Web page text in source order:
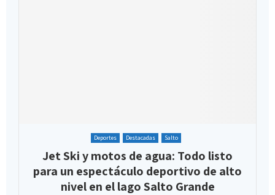
Deportes Destacadas Salto
Jet Ski y motos de agua: Todo listo
para un espectáculo deportivo de alto
nivel en el lago Salto Grande